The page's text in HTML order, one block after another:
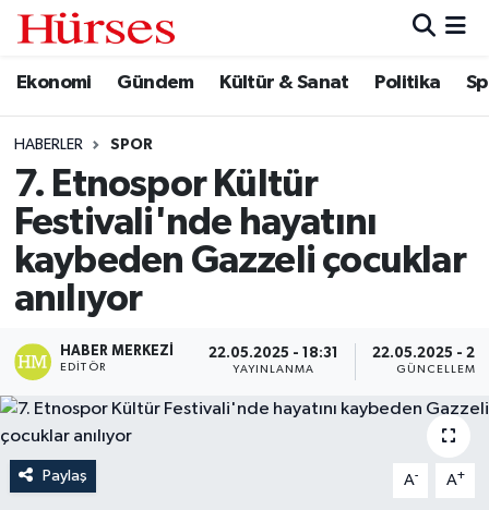
Ekonomi Gündem Kültür & Sanat Politika
HABERLER SPOR
7. Etnospor Kültür
Festivali'nde hayatını
kaybeden Gazzeli çocuklar
anılıyor
HABER MERKEZI
EDITÖR
22.05.2025 - 18:31
YAYINLANMA
22.05.2025 -
GÜNCELLEME
Paylaş A- A+
Ekonomi
Gündem
Kültür & Sanat
Politika
Spor
Turizm
Hava Durumu
Trafik Durumu
Süper Lig Puan Durumu ve Fikstür
Tüm Manşetler
Son Dakika Haberleri
Haber Arşivi